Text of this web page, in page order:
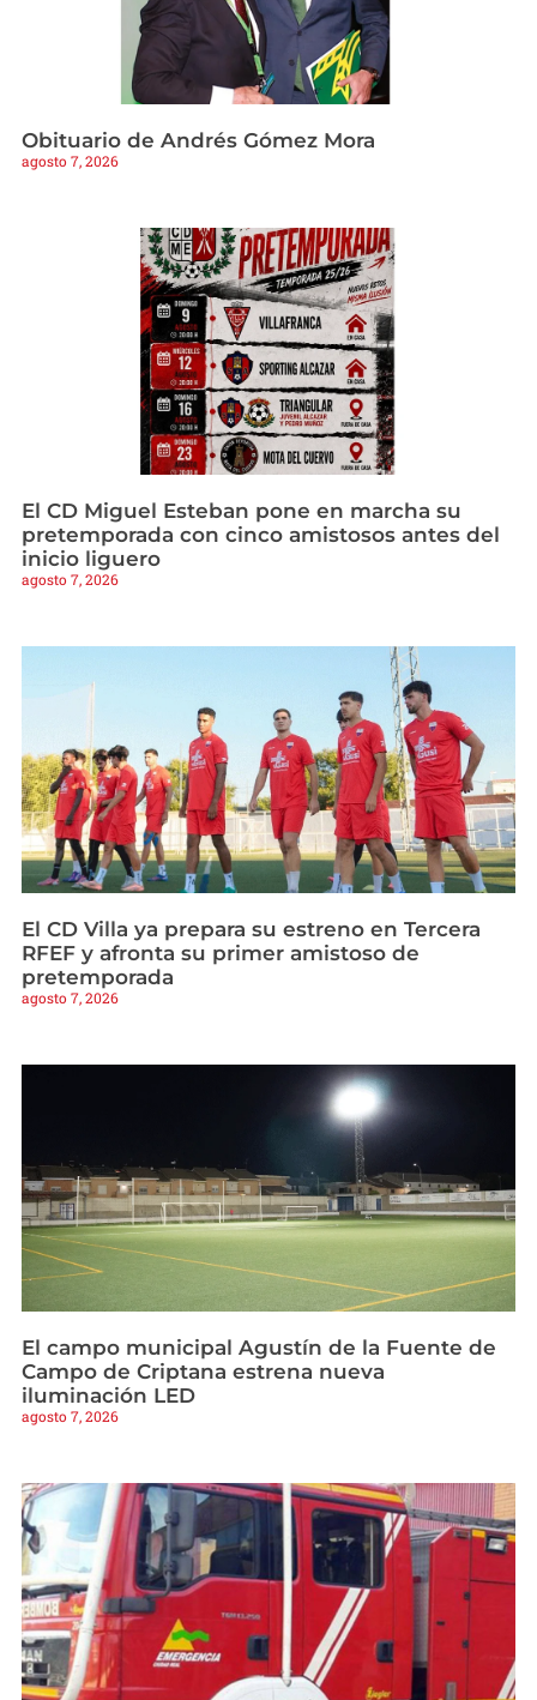
Obituario de Andrés Gómez Mora
agosto 7, 2026
El CD Miguel Esteban pone en marcha su
pretemporada con cinco amistosos antes del
inicio liguero
agosto 7, 2026
El CD Villa ya prepara su estreno en Tercera
RFEF y afronta su primer amistoso de
pretemporada
agosto 7, 2026
El campo municipal Agustín de la Fuente de
Campo de Criptana estrena nueva
iluminación LED
agosto 7, 2026